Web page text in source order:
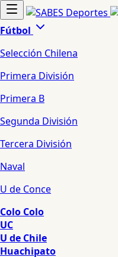
Fútbol
Selección Chilena
Primera División
Primera B
Segunda División
Tercera División
Naval
U de Conce
Colo Colo
UC
U de Chile
Huachipato